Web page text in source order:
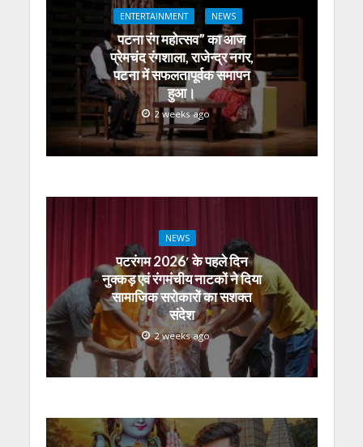
ENTERTAINMENT NEWS
पटना रंग महोत्सव” का आज
प्रेमचंद रंगशाला, राजेन्द्र नगर,
पटना में सफलतापूर्वक समापन
हुआ।
2 weeks ago
NEWS
पटरंगम 2026′ के पहले दिन
नुक्कड़ एवं रंगमंचीय नाटकों ने दिया
सामाजिक सरोकारों का सशक्त
संदेश
2 weeks ago